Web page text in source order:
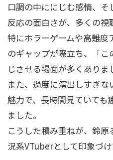
口調の中ににじむ感情、
反応の面白さが、多くの視
特にホラーゲームや高難度
のギャップが際立ち、「
じさせる場面が多くありま
また、過度に演出しすぎ
魅力で、長時間見ていても
ました。
こうした積み重ねが、鈴
況系VTuberとして印象づけ